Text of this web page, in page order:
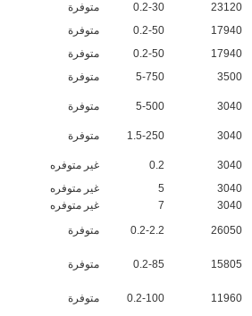
23120
0.2-30
متوفرة
17940
0.2-50
متوفرة
17940
0.2-50
متوفرة
3500
5-750 متوفرة
3040
5-500 متوفرة
3040
1.5-250 متوفرة
3040
0.2
غير متوفره
3040
5
غير متوفره
3040
7
غير متوفره
26050
0.2-2.2 متوفرة
15805
0.2-85 متوفرة
11960
0.2-100 متوفرة